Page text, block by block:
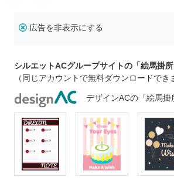
広告を非表示にする
シルエットACグループサイトの「絵馬掛
（同じアカウントで無料ダウンロードでき
デザインACの「絵馬